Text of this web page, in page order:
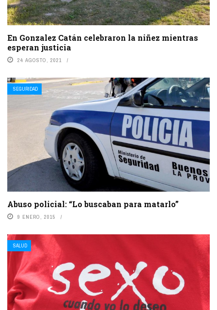
En Gonzalez Catán celebraron la niñez mientras
esperan justicia
24 AGOSTO, 2021
SEGURIDAD
Abuso policial: “Lo buscaban para matarlo”
9 ENERO, 2015
SALUD